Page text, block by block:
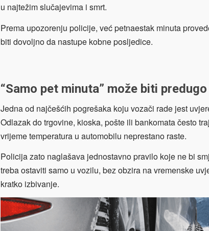
u najtežim slučajevima i smrt.
Prema upozorenju policije, već petnaestak minuta
biti dovoljno da nastupe kobne posljedice.
“Samo pet minuta” može biti predugo
Jedna od najčešćih pogrešaka koju vozači rade jest
Odlazak do trgovine, kioska, pošte ili bankomata često
vrijeme temperatura u automobilu neprestano raste.
Policija zato naglašava jednostavno pravilo koje ne bi
treba ostaviti samo u vozilu, bez obzira na vremenske
kratko izbivanje.